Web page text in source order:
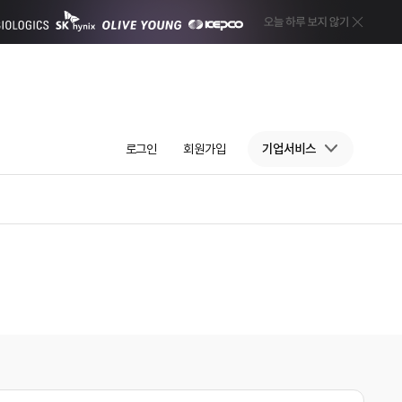
로그인 회원가입 기업서비스